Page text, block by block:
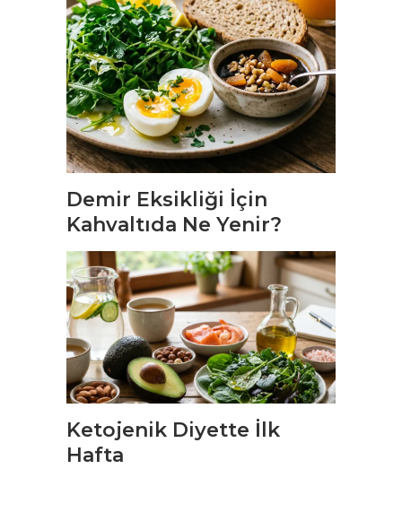
Demir Eksikliği İçin
Kahvaltıda Ne Yenir?
Ketojenik Diyette İlk
Hafta